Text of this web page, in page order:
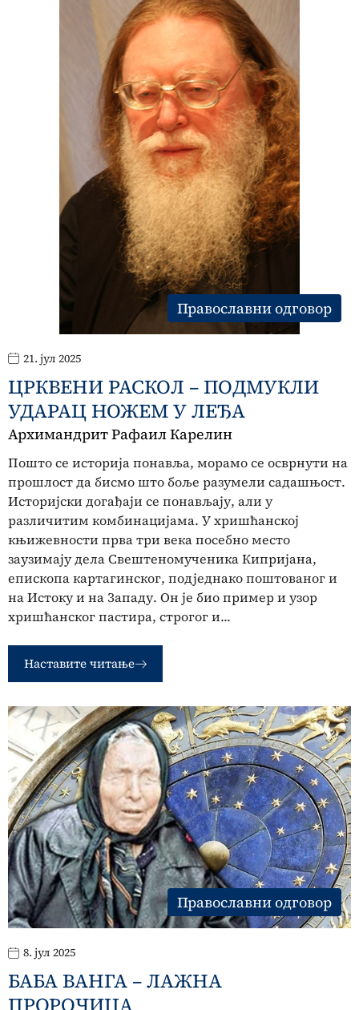
Православни одговор
21. јул 2025
ЦРКВЕНИ РАСКОЛ – ПОДМУКЛИ
УДАРАЦ НОЖЕМ У ЛЕЂА
Архимандрит Рафаил Карелин
Пошто се историја понавља, морамо се осврнути на
прошлост да бисмо што боље разумели садашњост.
Историјски догађаји се понављају, али у
различитим комбинацијама. У хришћанској
књижевности прва три века посебно место
заузимају дела Свештеномученика Кипријана,
епископа картагинског, подједнако поштованог и
на Истоку и на Западу. Он је био пример и узор
хришћанског пастира, строгог и...
Наставите читање
Православни одговор
8. јул 2025
БАБА ВАНГА – ЛАЖНА